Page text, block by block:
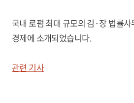
국내 로펌 최대 규모의 김·장 법률
경제에 소개되었습니다.
관련 기사